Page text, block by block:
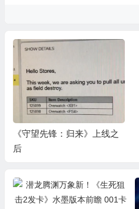
《守望先锋：归来》上线之
后